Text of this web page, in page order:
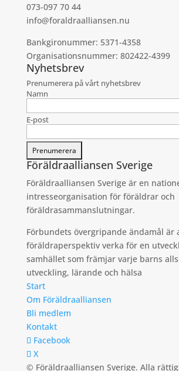
073-097 70 44
info@foraldraalliansen.nu
Bankgironummer: 5371-4358
Organisationsnummer: 802422-4399
Nyhetsbrev
Prenumerera på vårt nyhetsbrev
Namn
E-post
Föräldraalliansen Sverige
Föräldraalliansen Sverige är en
intresseorganisation för föräldrar och
föräldrasammanslutningar.
Förbundets övergripande ändamål är
föräldraperspektiv verka för en
samhället som främjar varje barns
utveckling, lärande och hälsa
Start
Om Föräldraalliansen
Bli medlem
Kontakt
Facebook
X
© Föräldraalliansen Sverige. Alla